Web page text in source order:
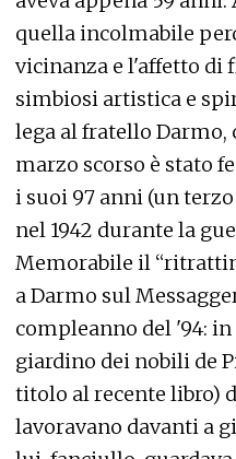
quella incolmabile
vicinanza e l'affetto di
simbiosi artistica e
lega al fratello Darmo,
marzo scorso è stato
i suoi 97 anni (un
nel 1942 durante la
Memorabile il
a Darmo sul
compleanno del '94:
giardino dei nobili de
titolo al recente libro)
lavoravano davanti a